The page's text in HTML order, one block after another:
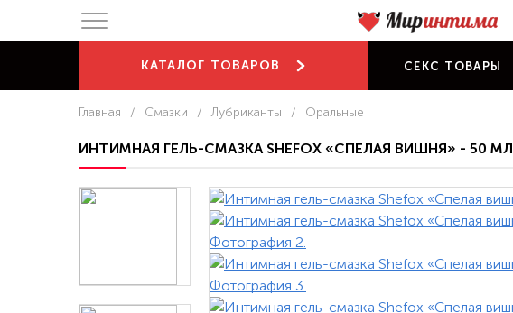
КАТАЛОГ ТОВАРОВ СЕКС ТОВАРЫ
Главная / Смазки / Лубриканты / Оральные
ИНТИМНАЯ ГЕЛЬ-СМАЗКА SHEFOX «СПЕЛАЯ ВИШНЯ» - 50 МЛ